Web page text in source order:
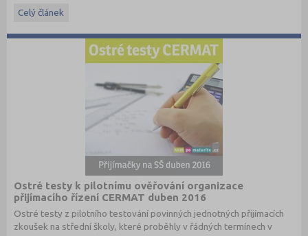
Celý článek
Ostré testy k pilotnímu ověřování organizace
přijímacího řízení CERMAT duben 2016
Ostré testy z pilotního testování povinných jednotných přijímacích
zkoušek na střední školy, které proběhly v řádných termínech v